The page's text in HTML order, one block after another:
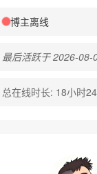
博主离线
最后活跃于 2026-08-
总在线时长: 18小时